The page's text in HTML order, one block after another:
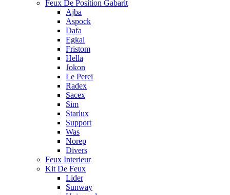
Feux De Position Gabarit
Ajba
Aspock
Dafa
Egkal
Fristom
Hella
Jokon
Le Perei
Radex
Sacex
Sim
Starlux
Support
Was
Norep
Divers
Feux Interieur
Kit De Feux
Lider
Sunway